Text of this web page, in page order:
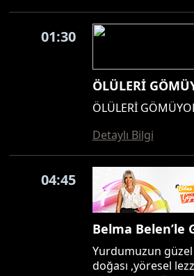
01:30
ÖLÜLERİ
ÖLÜLERİ
Detaylı Bilgi
04:45
Belma Belen’le
Yurdumuzun
doğası ,yöresel